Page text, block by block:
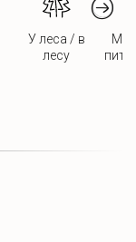
У леса / в
лесу